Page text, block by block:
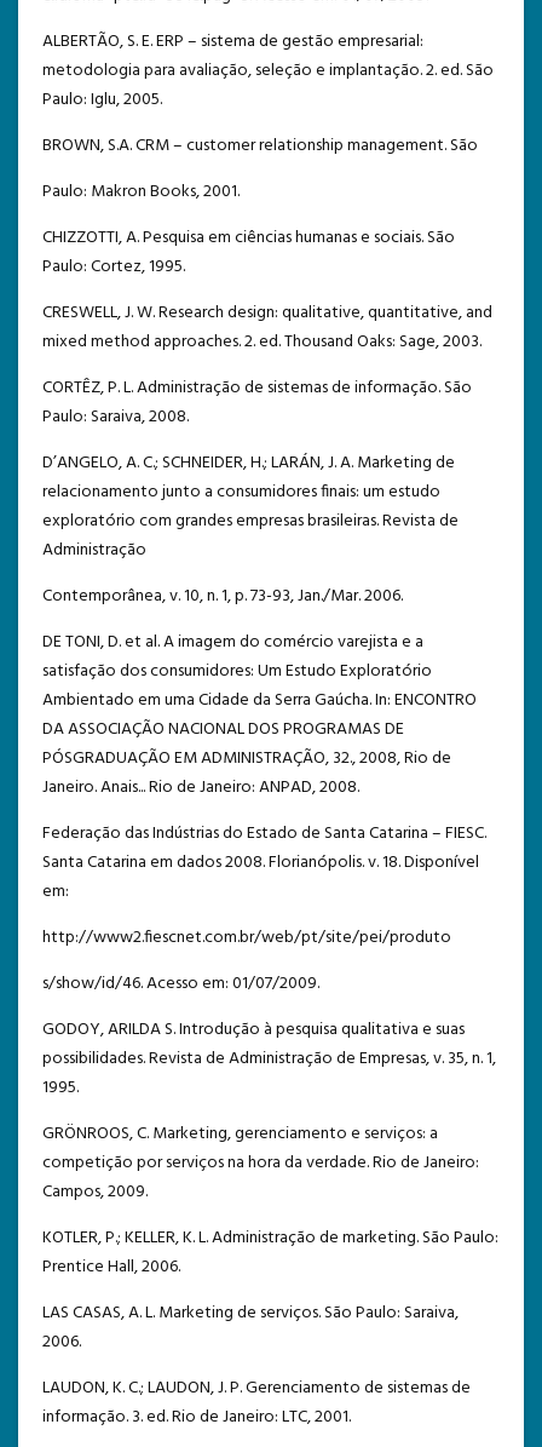
ALBERTÃO, S. E. ERP – sistema de gestão empresarial:
metodologia para avaliação, seleção e implantação. 2. ed. São
Paulo: Iglu, 2005.
BROWN, S.A. CRM – customer relationship management. São
Paulo: Makron Books, 2001.
CHIZZOTTI, A. Pesquisa em ciências humanas e sociais. São
Paulo: Cortez, 1995.
CRESWELL, J. W. Research design: qualitative, quantitative, and
mixed method approaches. 2. ed. Thousand Oaks: Sage, 2003.
CORTÊZ, P. L. Administração de sistemas de informação. São
Paulo: Saraiva, 2008.
D’ANGELO, A. C.; SCHNEIDER, H.; LARÁN, J. A. Marketing de
relacionamento junto a consumidores finais: um estudo
exploratório com grandes empresas brasileiras. Revista de
Administração
Contemporânea, v. 10, n. 1, p. 73-93, Jan./Mar. 2006.
DE TONI, D. et al. A imagem do comércio varejista e a
satisfação dos consumidores: Um Estudo Exploratório
Ambientado em uma Cidade da Serra Gaúcha. In: ENCONTRO
DA ASSOCIAÇÃO NACIONAL DOS PROGRAMAS DE
PÓSGRADUAÇÃO EM ADMINISTRAÇÃO, 32., 2008, Rio de
Janeiro. Anais... Rio de Janeiro: ANPAD, 2008.
Federação das Indústrias do Estado de Santa Catarina – FIESC.
Santa Catarina em dados 2008. Florianópolis. v. 18. Disponível
em:
http://www2.fiescnet.com.br/web/pt/site/pei/produto
s/show/id/46. Acesso em: 01/07/2009.
GODOY, ARILDA S. Introdução à pesquisa qualitativa e suas
possibilidades. Revista de Administração de Empresas, v. 35, n. 1,
1995.
GRÖNROOS, C. Marketing, gerenciamento e serviços: a
competição por serviços na hora da verdade. Rio de Janeiro:
Campos, 2009.
KOTLER, P.; KELLER, K. L. Administração de marketing. São Paulo:
Prentice Hall, 2006.
LAS CASAS, A. L. Marketing de serviços. São Paulo: Saraiva,
2006.
LAUDON, K. C.; LAUDON, J. P. Gerenciamento de sistemas de
informação. 3. ed. Rio de Janeiro: LTC, 2001.